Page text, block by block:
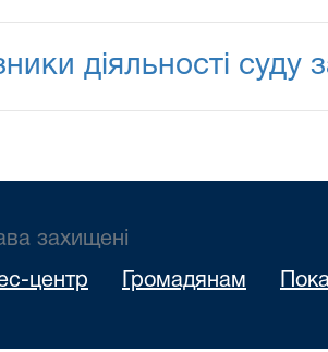
діяльності суду
захищені
центр Громадянам